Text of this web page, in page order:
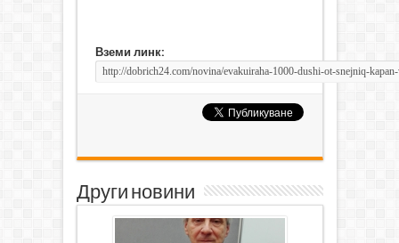
Вземи линк:
Други новини